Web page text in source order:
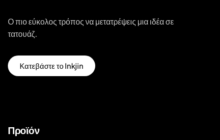
Ο πιο εύκολος τρόπος να μετατρέψεις μια ιδέα σε
τατουάζ.
Κατεβάστε το Inkjin
Προϊόν